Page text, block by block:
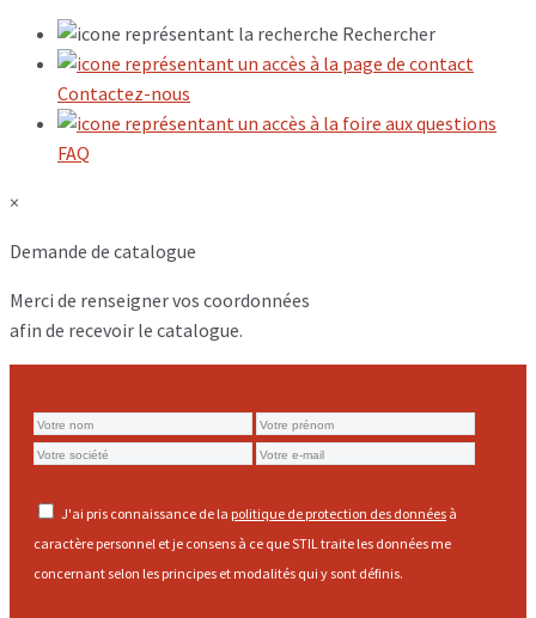
Rechercher
Contactez-nous
FAQ
×
Demande de catalogue
Merci de renseigner vos coordonnées
afin de recevoir le catalogue.
J'ai pris connaissance de la politique de protection des données à
caractère personnel et je consens à ce que STIL traite les données me
concernant selon les principes et modalités qui y sont définis.